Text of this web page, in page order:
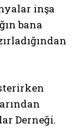
inşa
bana
Derneği.